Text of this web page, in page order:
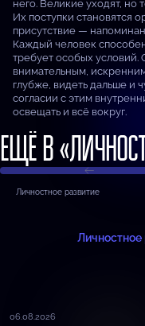
него. Великие уходят, но
Их поступки становятся
присутствие —
Каждый человек
требует особых условий.
внимательным,
глубже, видеть дальше и
согласии с этим
освещать и всё вокруг.
ЕЩЁ В
Личностное
Личностное развитие
06.08.2026